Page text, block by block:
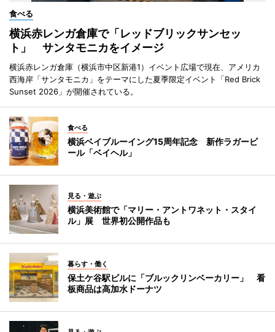
食べる
横浜赤レンガ倉庫で「レッドブリックサンセッ
ト」 サンタモニカをイメージ
横浜赤レンガ倉庫（横浜市中区新港1）イベント広場で現在、アメリカ
西海岸「サンタモニカ」をテーマにした夏季限定イベント「Red Brick
Sunset 2026」が開催されている。
食べる
横浜ベイブルーイング15周年記念 新作ラガービ
ール「ベイヘル」
見る・遊ぶ
横浜美術館で「マリー・アントワネット・スタイ
ル」展 世界初公開作品も
暮らす・働く
保土ケ谷駅ビルに「ブルックリンベーカリー」 看
板商品は高加水ドーナツ